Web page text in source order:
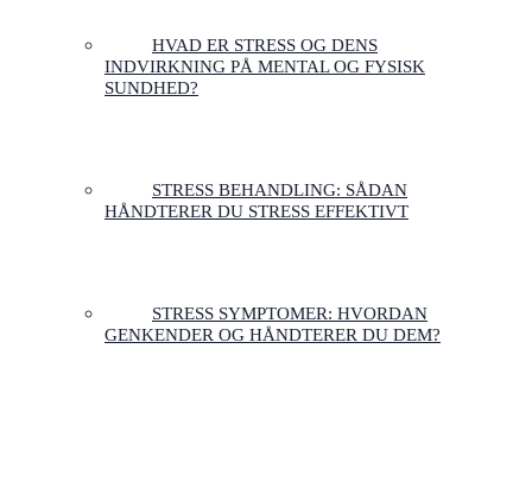
HVAD ER STRESS OG DENS
INDVIRKNING PÅ MENTAL OG FYSISK
SUNDHED?
STRESS BEHANDLING: SÅDAN
HÅNDTERER DU STRESS EFFEKTIVT
STRESS SYMPTOMER: HVORDAN
GENKENDER OG HÅNDTERER DU DEM?